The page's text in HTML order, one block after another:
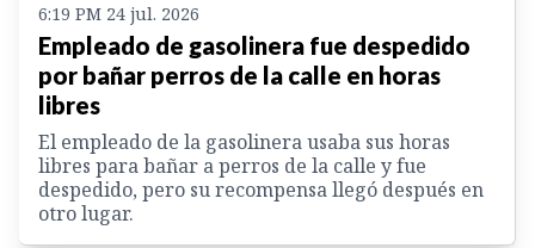
6:19 PM 24 jul. 2026
Empleado de gasolinera fue despedido
por bañar perros de la calle en horas
libres
El empleado de la gasolinera usaba sus horas
libres para bañar a perros de la calle y fue
despedido, pero su recompensa llegó después en
otro lugar.